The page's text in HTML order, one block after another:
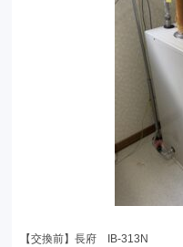
【交換前】長府 IB-313N